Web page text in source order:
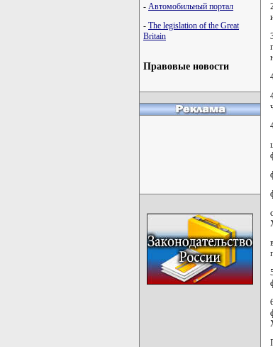
- Автомобильный портал
- The legislation of the Great
Britain
Правовые новости